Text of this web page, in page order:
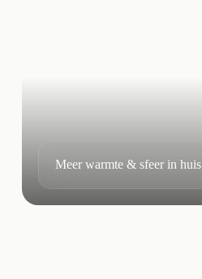
Meer warmte & sfeer in huis